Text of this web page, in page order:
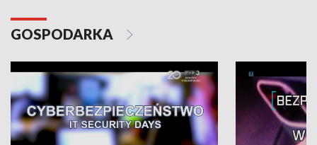
GOSPODARKA